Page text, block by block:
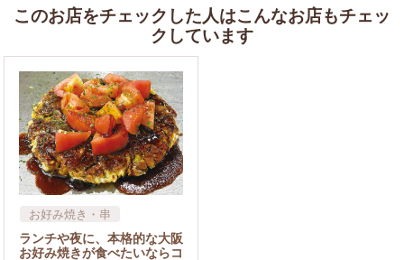
このお店をチェックした人はこんなお店もチェッ
クしています
お好み焼き・串
ランチや夜に、本格的な大阪
お好み焼きが食べたいならコ